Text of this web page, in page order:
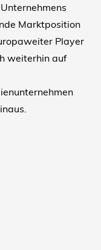
Marktposition
Player
weiterhin auf